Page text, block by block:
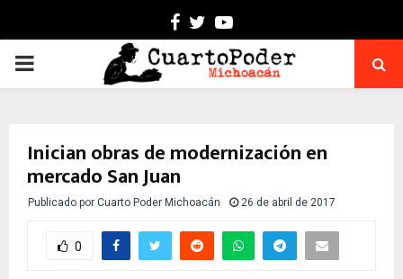
Facebook
TwitterYoutube
PRIMARY
Inician obras de modernización en
mercado San Juan
Publicado por Cuarto Poder Michoacán 26 de abril de 2017
0